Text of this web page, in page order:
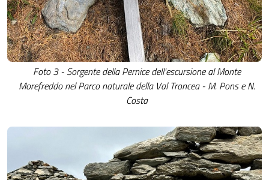
Foto 3 - Sorgente della Pernice dell'escursione al Monte
Morefreddo nel Parco naturale della Val Troncea - M. Pons e N.
Costa